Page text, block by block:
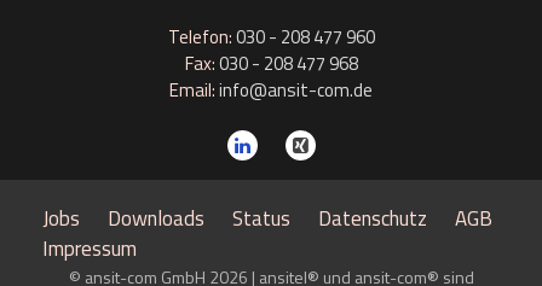
Telefon:030 - 208 477 960
Fax:030 - 208 477 968
Email:info@ansit-com.de
Jobs Downloads Status Datenschutz
AGB
Impressum
© ansit-com GmbH 2026 | ansitel® und ansit-com® sind